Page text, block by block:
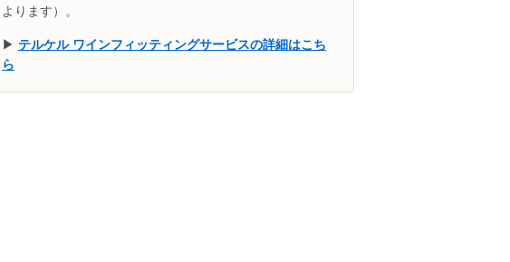
よります）。
▶ テルケル ワインフィッティングサービスの詳細はこち
ら